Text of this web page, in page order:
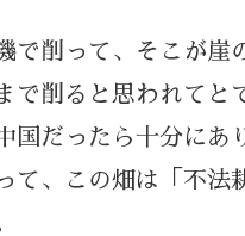
で削って、そこが崖
で削ると思われてと
国だったら十分にあ
、この畑は「不法